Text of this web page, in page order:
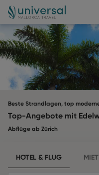
Beste Strandlagen, top
Top-Angebote mit
Abflüge ab Zürich
HOTEL & FLUG